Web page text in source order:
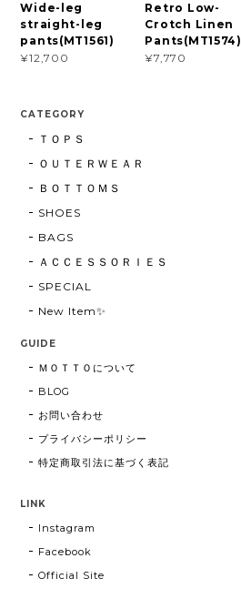
Wide-leg
straight-leg
pants(MT1561)
¥12,700
Retro Low-
Crotch Linen
Pants(MT1574)
¥7,770
CATEGORY
ＴＯＰＳ
ＯＵＴＥＲＷＥＡＲ
ＢＯＴＴＯＭＳ
SHOES
BAGS
ＡＣＣＥＳＳＯＲＩＥＳ
SPECIAL
New Item✨
GUIDE
ＭＯＴＴＯについて
BLOG
お問い合わせ
プライバシーポリシー
特定商取引法に基づく表記
LINK
Instagram
Facebook
Official Site